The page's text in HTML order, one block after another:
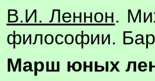
В.И. Леннон.
философии.
Марш юных